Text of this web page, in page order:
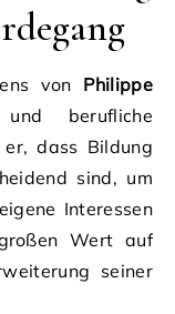
von Philippe
berufliche
er, dass Bildung
sind, um
Interessen
Wert auf
seiner